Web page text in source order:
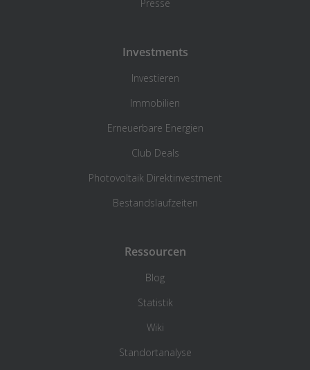
Presse
Investments
Investieren
Immobilien
Erneuerbare Energien
Club Deals
Photovoltaik Direktinvestment
Bestandslaufzeiten
Ressourcen
Blog
Statistik
Wiki
Standortanalyse